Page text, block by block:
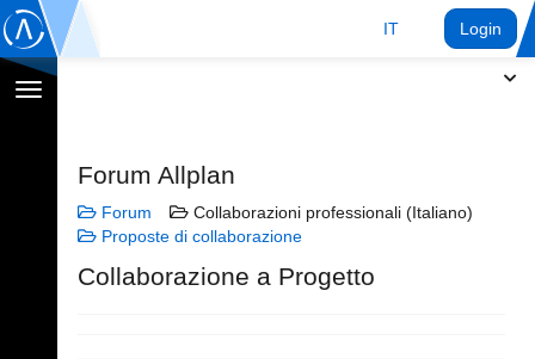
IT Login
Toggle
Forum Allplan
Forum
Collaborazioni professionali (Italiano)
Proposte di collaborazione
Collaborazione a Progetto